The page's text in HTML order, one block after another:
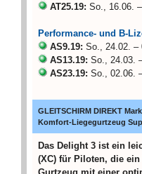
AT25.19: So., 16.06.
Performance- und B-
AS9.19: So., 24.02. –
AS13.19: So., 24.03.
AS23.19: So., 02.06.
GLEITSCHIRM DIREKT
Komfort-Liegegurtzeug
Das Delight 3 ist ein
(XC) für Piloten, die
Gurtzeug mit einer